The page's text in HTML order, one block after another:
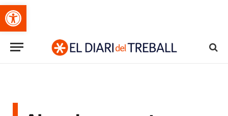
Obre la barra d'eines